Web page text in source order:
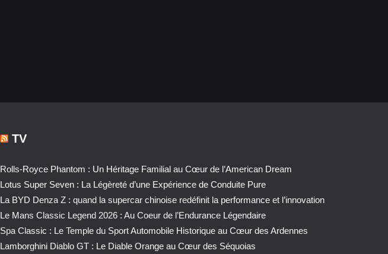
TV
Rolls-Royce Phantom : Un Héritage Familial au Cœur de l’American Dream
Lotus Super Seven : La Légèreté d’une Expérience de Conduite Pure
La BYD Denza Z : quand la supercar chinoise redéfinit la performance et l’innovation
Le Mans Classic Legend 2026 : Au Coeur de l’Endurance Légendaire
Spa Classic : Le Temple du Sport Automobile Historique au Cœur des Ardennes
Lamborghini Diablo GT : Le Diable Orange au Cœur des Séquoias